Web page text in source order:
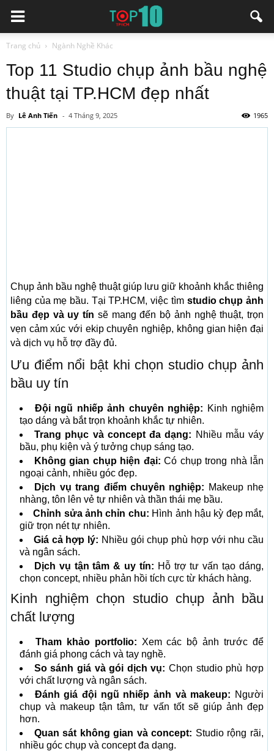
Trang chủ Ngành Nghề Khác
Top 11 Studio chụp ảnh bầu nghệ
thuật tại TP.HCM đẹp nhất
By Lê Anh Tiến - 4 Tháng 9, 2025 1965
Chụp ảnh bầu nghệ thuật giúp lưu giữ khoảnh khắc thiêng
liêng của mẹ bầu. Tại TP.HCM, việc tìm studio chụp ảnh
bầu đẹp và uy tín sẽ mang đến bộ ảnh nghệ thuật, trọn
vẹn cảm xúc với ekip chuyên nghiệp, không gian hiện đại
và dịch vụ hỗ trợ đầy đủ.
Ưu điểm nổi bật khi chọn studio chụp ảnh
bầu uy tín
Đội ngũ nhiếp ảnh chuyên nghiệp: Kinh nghiệm
tạo dáng và bắt trọn khoảnh khắc tự nhiên.
Trang phục và concept đa dạng: Nhiều mẫu váy
bầu, phụ kiện và ý tưởng chụp sáng tạo.
Không gian chụp hiện đại: Có chụp trong nhà lẫn
ngoại cảnh, nhiều góc đẹp.
Dịch vụ trang điểm chuyên nghiệp: Makeup nhẹ
nhàng, tôn lên vẻ tự nhiên và thần thái mẹ bầu.
Chỉnh sửa ảnh chỉn chu: Hình ảnh hậu kỳ đẹp mắt,
giữ trọn nét tự nhiên.
Giá cả hợp lý: Nhiều gói chụp phù hợp với nhu cầu
và ngân sách.
Dịch vụ tận tâm & uy tín: Hỗ trợ tư vấn tạo dáng,
chọn concept, nhiều phản hồi tích cực từ khách hàng.
Kinh nghiệm chọn studio chụp ảnh bầu
chất lượng
Tham khảo portfolio: Xem các bộ ảnh trước để
đánh giá phong cách và tay nghề.
So sánh giá và gói dịch vụ: Chọn studio phù hợp
với chất lượng và ngân sách.
Đánh giá đội ngũ nhiếp ảnh và makeup: Người
chụp và makeup tận tâm, tư vấn tốt sẽ giúp ảnh đẹp
hơn.
Quan sát không gian và concept: Studio rộng rãi,
nhiều góc chụp và concept đa dạng.